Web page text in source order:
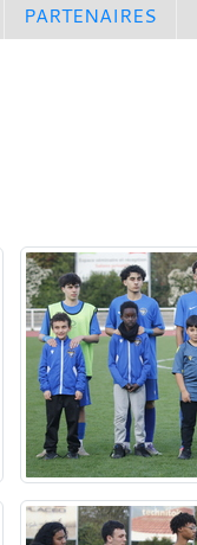
PARTENAIRES